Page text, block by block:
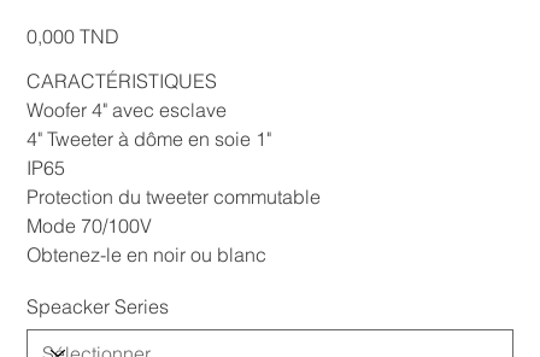
Prix
0,000 TND
CARACTÉRISTIQUES
Woofer 4" avec esclave
4" Tweeter à dôme en soie 1"
IP65
Protection du tweeter commutable
Mode 70/100V
Obtenez-le en noir ou blanc
Speacker Series